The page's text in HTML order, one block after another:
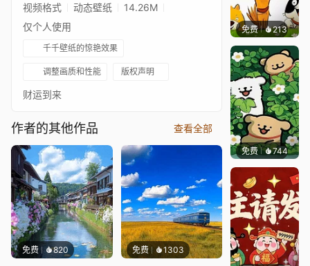
视频格式 动态壁纸
14.26M
仅个人使用
千千壁纸的惊艳效果
调整画质和性能 版权声明
财运到来
作者的其他作品 查看全部
免费 820 免费 1303
免费 213渔小小
免费 744渔小小